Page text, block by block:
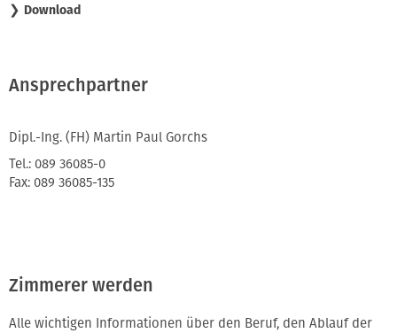
❯ Download
Ansprechpartner
Dipl.-Ing. (FH) Martin Paul Gorchs
Tel.: 089 36085-0
Fax: 089 36085-135
Zimmerer werden
Alle wichtigen Informationen über den Beruf, den Ablauf der